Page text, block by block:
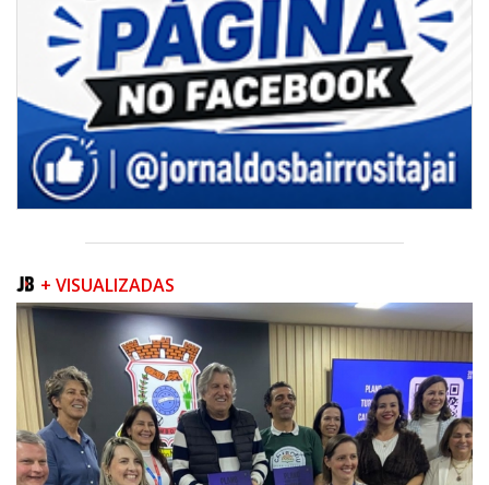
09/08/2026 | 07:00
Prefeitura apresenta projeto da Praça do Pescador à comunidade na
próxima quinta-feira (13/08)
BALNEÁRIO PIÇARRAS
+ VISUALIZADAS